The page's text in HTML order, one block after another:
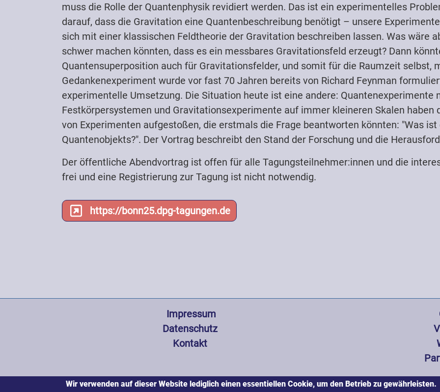
muss die Rolle der Quantenphysik revidiert werden. Das ist ein experimentelles
darauf, dass die Gravitation eine Quantenbeschreibung benötigt – unsere
sich mit einer klassischen Feldtheorie der Gravitation beschreiben lassen. Was wäre
schwer machen könnten, dass es ein messbares Gravitationsfeld erzeugt? Dann
Quantensuperposition auch für Gravitationsfelder, und somit für die Raumzeit selbst,
Gedankenexperiment wurde vor fast 70 Jahren bereits von Richard Feynman
experimentelle Umsetzung. Die Situation heute ist eine andere: Quantenexperimente
Festkörpersystemen und Gravitationsexperimente auf immer kleineren Skalen haben
von Experimenten aufgestoßen, die erstmals die Frage beantworten könnten: "Was
Quantenobjekts?". Der Vortrag beschreibt den Stand der Forschung und die
Der öffentliche Abendvortrag ist offen für alle Tagungsteilnehmer:innen und die
frei und eine Registrierung zur Tagung ist nicht notwendig.
https://bonn25.dpg-tagungen.de
Impressum
Datenschutz
Kontakt
Wir verwenden auf dieser Website lediglich einen essentiellen Cookie, um den Betrieb zu gewährleisten.